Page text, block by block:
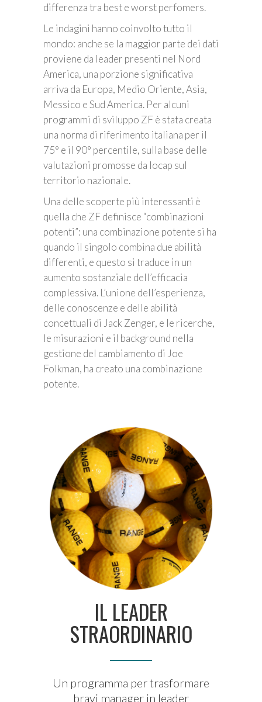
differenza tra best e worst perfomers.
Le indagini hanno coinvolto tutto il
mondo: anche se la maggior parte dei dati
proviene da leader presenti nel Nord
America, una porzione significativa
arriva da Europa, Medio Oriente, Asia,
Messico e Sud America. Per alcuni
programmi di sviluppo ZF è stata creata
una norma di riferimento italiana per il
75° e il 90° percentile, sulla base delle
valutazioni promosse da Iocap sul
territorio nazionale.
Una delle scoperte più interessanti è
quella che ZF definisce “combinazioni
potenti”: una combinazione potente si ha
quando il singolo combina due abilità
differenti, e questo si traduce in un
aumento sostanziale dell’efficacia
complessiva. L’unione dell’esperienza,
delle conoscenze e delle abilità
concettuali di Jack Zenger, e le ricerche,
le misurazioni e il background nella
gestione del cambiamento di Joe
Folkman, ha creato una combinazione
potente.
IL LEADER
STRAORDINARIO
Un programma per trasformare
bravi manager in leader